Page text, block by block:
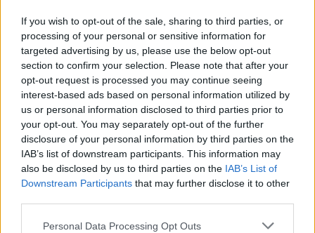
If you wish to opt-out of the sale, sharing to third parties, or
processing of your personal or sensitive information for
targeted advertising by us, please use the below opt-out
section to confirm your selection. Please note that after your
opt-out request is processed you may continue seeing
interest-based ads based on personal information utilized by
us or personal information disclosed to third parties prior to
your opt-out. You may separately opt-out of the further
disclosure of your personal information by third parties on the
IAB’s list of downstream participants. This information may
also be disclosed by us to third parties on the IAB’s List of
Downstream Participants that may further disclose it to other
Please note that this website/app uses one or more Google
Personal Data Processing Opt Outs
Notizie in tempo reale?
Entra nel canale telegram di
GalluraOggi.it
Ricevi le nostre ultime news